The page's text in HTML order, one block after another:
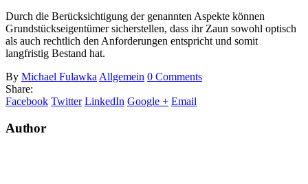
Durch die Berücksichtigung der genannten Aspekte können
Grundstückseigentümer sicherstellen, dass ihr Zaun sowohl optisch
als auch rechtlich den Anforderungen entspricht und somit
langfristig Bestand hat.
By Michael Fulawka Allgemein 0 Comments
Share:
Facebook Twitter LinkedIn Google + Email
Author